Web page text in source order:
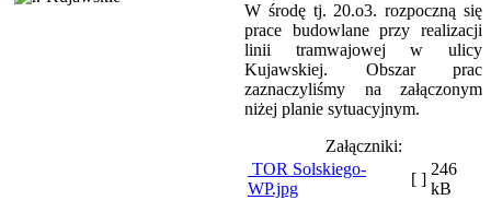
W środę tj. 20.o3. rozpoczną się
prace budowlane przy realizacji
linii tramwajowej w ulicy
Kujawskiej. Obszar prac
zaznaczyliśmy na załączonym
niżej planie sytuacyjnym.
Załączniki:
TOR Solskiego-
WP.jpg
[ ]
246
kB